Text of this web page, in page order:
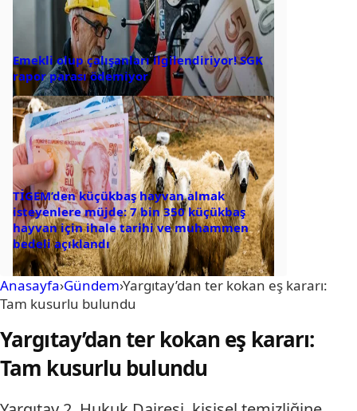
Emekli olup çalışanları ilgilendiriyor! SGK
rapor parası ödemiyor
TİGEM’den küçükbaş hayvan almak
isteyenlere müjde: 7 bin 350 küçükbaş
hayvan için ihale tarihi ve muhammen
bedeli açıklandı
Anasayfa›Gündem›Yargıtay’dan ter kokan eş kararı:
Tam kusurlu bulundu
Yargıtay’dan ter kokan eş kararı:
Tam kusurlu bulundu